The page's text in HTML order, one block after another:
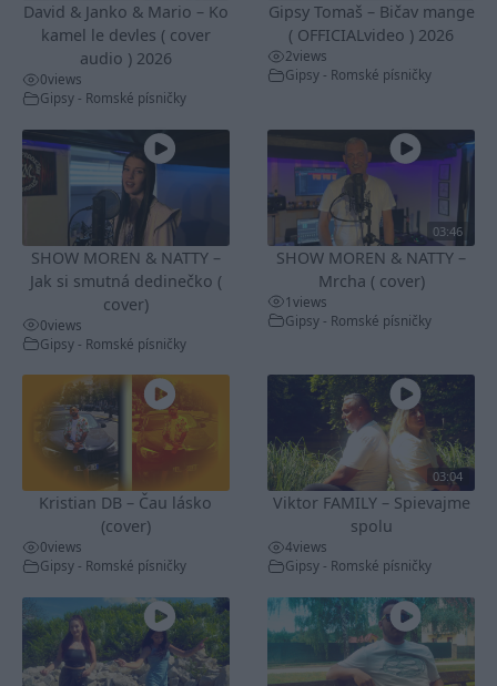
David & Janko & Mario – Ko
kamel le devles ( cover
audio ) 2026
0views
Gipsy - Romské písničky
Gipsy Tomaš – Bičav mange
( OFFICIALvideo ) 2026
2views
Gipsy - Romské písničky
SHOW MOREN & NATTY –
Jak si smutná dedinečko (
cover)
0views
Gipsy - Romské písničky
03:46
SHOW MOREN & NATTY –
Mrcha ( cover)
1views
Gipsy - Romské písničky
Kristian DB – Čau lásko
(cover)
0views
Gipsy - Romské písničky
03:04
Viktor FAMILY – Spievajme
spolu
4views
Gipsy - Romské písničky